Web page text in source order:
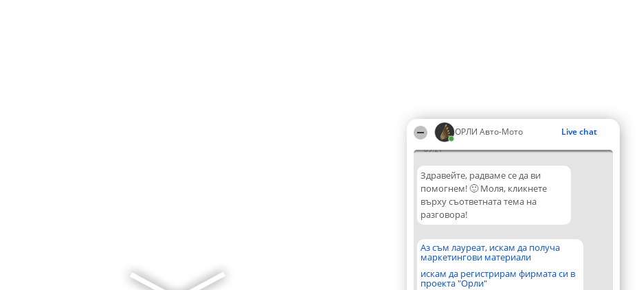
ОРЛИ Aвто-Mото Live chat
09:21
Здравейте, радваме се да ви
помогнем! 🙂 Моля, кликнете
върху съответната тема на
разговора!
Аз съм лауреат, искам да получа
маркетингови материали
искам да регистрирам фирмата си в
проекта "Орли"